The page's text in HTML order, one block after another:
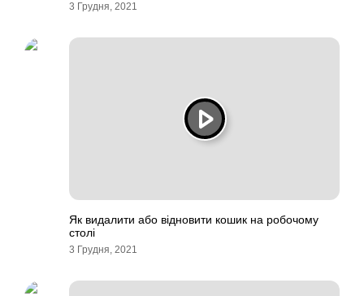
3 Грудня, 2021
Як видалити або відновити кошик на робочому
столі
3 Грудня, 2021